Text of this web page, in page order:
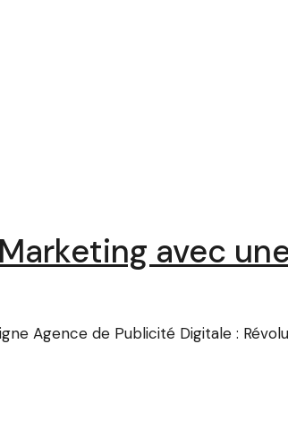
avec
Agence de Publicité Digitale :